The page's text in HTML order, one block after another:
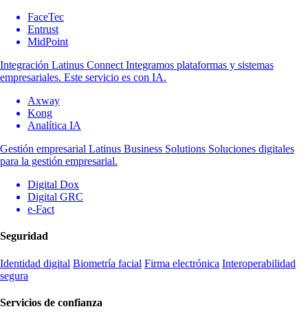
FaceTec
Entrust
MidPoint
Integración Latinus Connect Integramos plataformas y sistemas
empresariales. Este servicio es con IA.
Axway
Kong
Analítica IA
Gestión empresarial Latinus Business Solutions Soluciones digitales
para la gestión empresarial.
Digital Dox
Digital GRC
e-Fact
Seguridad
Identidad digital Biometría facial Firma electrónica Interoperabilidad
segura
Servicios de confianza